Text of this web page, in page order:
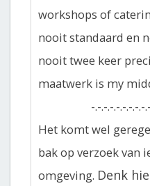
workshops of
nooit standaard en
nooit twee keer
maatwerk is my
-.-.-.-.-.-.-.-.-
Het komt wel
bak op verzoek van
omgeving. Denk